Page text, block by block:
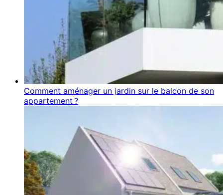
Comment aménager un jardin sur le balcon de son
appartement ?